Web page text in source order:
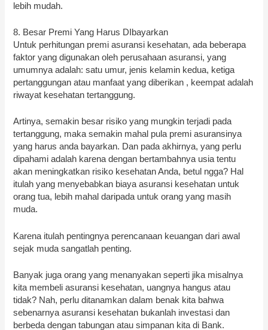
lebih mudah.
8. Besar Premi Yang Harus DIbayarkan
Untuk perhitungan premi asuransi kesehatan, ada beberapa
faktor yang digunakan oleh perusahaan asuransi, yang
umumnya adalah: satu umur, jenis kelamin kedua, ketiga
pertanggungan atau manfaat yang diberikan , keempat adalah
riwayat kesehatan tertanggung.
Artinya, semakin besar risiko yang mungkin terjadi pada
tertanggung, maka semakin mahal pula premi asuransinya
yang harus anda bayarkan. Dan pada akhirnya, yang perlu
dipahami adalah karena dengan bertambahnya usia tentu
akan meningkatkan risiko kesehatan Anda, betul ngga? Hal
itulah yang menyebabkan biaya asuransi kesehatan untuk
orang tua, lebih mahal daripada untuk orang yang masih
muda.
Karena itulah pentingnya perencanaan keuangan dari awal
sejak muda sangatlah penting.
Banyak juga orang yang menanyakan seperti jika misalnya
kita membeli asuransi kesehatan, uangnya hangus atau
tidak? Nah, perlu ditanamkan dalam benak kita bahwa
sebenarnya asuransi kesehatan bukanlah investasi dan
berbeda dengan tabungan atau simpanan kita di Bank.